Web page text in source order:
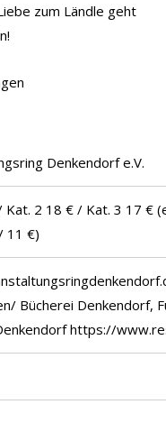
zum Ländle geht
Denkendorf e.V.
Kat. 2 18 € / Kat. 3 17 €
11 €)
Bücherei Denkendorf,
https://